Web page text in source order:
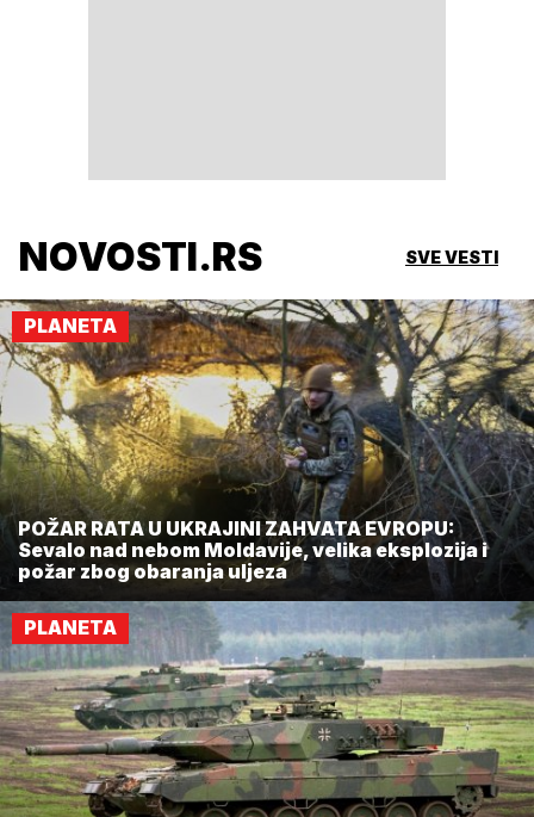
NOVOSTI.RS SVE VESTI
PLANETA
POŽAR RATA U UKRAJINI ZAHVATA EVROPU:
Sevalo nad nebom Moldavije, velika eksplozija i
požar zbog obaranja uljeza
PLANETA